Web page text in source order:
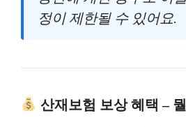
정이 제한될 수 있어요.
산재보험 보상 혜택 –